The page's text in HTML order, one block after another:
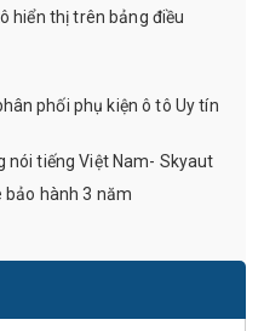
hiển thị trên bảng điều
phối phụ kiện ô tô Uy tín
nói tiếng Việt Nam- Skyaut
bảo hành 3 năm